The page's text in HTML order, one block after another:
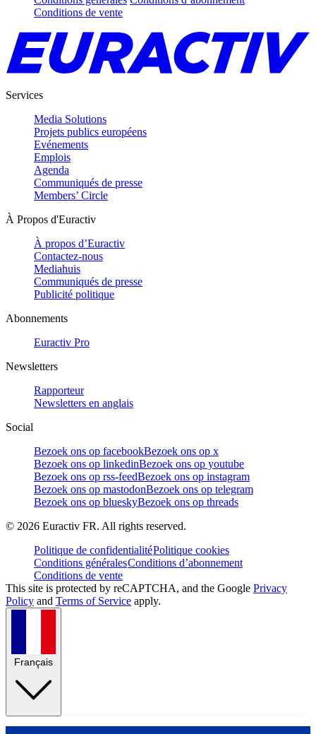
Conditions de vente
Services
Media Solutions
Projets publics européens
Evénements
Emplois
Agenda
Communiqués de presse
Members’ Circle
À Propos d'Euractiv
À propos d’Euractiv
Contactez-nous
Mediahuis
Communiqués de presse
Publicité politique
Abonnements
Euractiv Pro
Newsletters
Rapporteur
Newsletters en anglais
Social
Bezoek ons op facebookBezoek ons op x
Bezoek ons op linkedinBezoek ons op youtube
Bezoek ons op rss-feedBezoek ons op instagram
Bezoek ons op mastodonBezoek ons op telegram
Bezoek ons op blueskyBezoek ons op threads
© 2026 Euractiv FR. All rights reserved.
Politique de confidentialitéPolitique cookies
Conditions généralesConditions d’abonnement
Conditions de vente
This site is protected by reCAPTCHA, and the Google Privacy
Policy and Terms of Service apply.
Français